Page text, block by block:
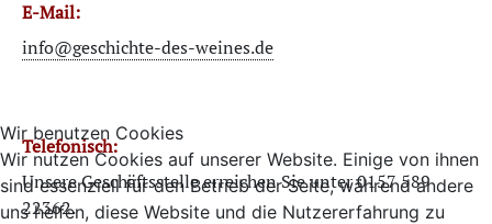
E-Mail:
info@geschichte-des-weines.de
Telefonisch:
Unsere Geschäftsstelle erreichen Sie unter 0157 589
22362.
Wir benutzen Cookies
Wir nutzen Cookies auf unserer Website. Einige von ihnen
sind essenziell für den Betrieb der Seite, während andere
uns helfen, diese Website und die Nutzererfahrung zu